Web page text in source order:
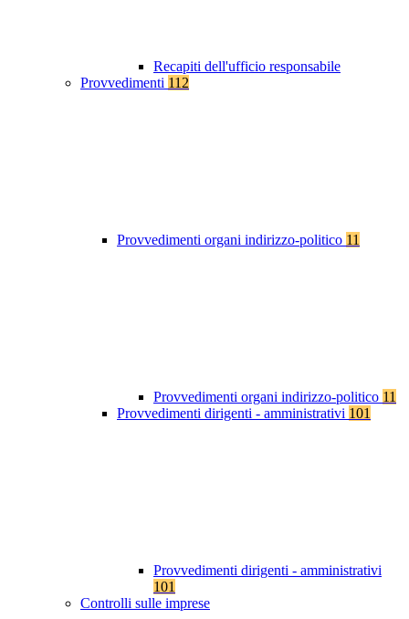
Recapiti dell'ufficio responsabile
Provvedimenti 112
Provvedimenti organi indirizzo-politico 11
Provvedimenti organi indirizzo-politico 11
Provvedimenti dirigenti - amministrativi 101
Provvedimenti dirigenti - amministrativi
101
Controlli sulle imprese